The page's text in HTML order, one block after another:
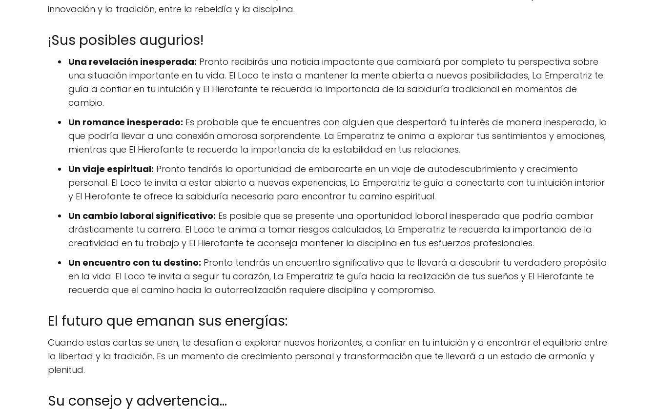
innovación y la tradición, entre la rebeldía y la disciplina.
¡Sus posibles augurios!
Una revelación inesperada: Pronto recibirás una noticia impactante que cambiará por completo tu perspectiva sobre
una situación importante en tu vida. El Loco te insta a mantener la mente abierta a nuevas posibilidades, La Emperatriz te
guía a confiar en tu intuición y El Hierofante te recuerda la importancia de la sabiduría tradicional en momentos de
cambio.
Un romance inesperado: Es probable que te encuentres con alguien que despertará tu interés de manera inesperada, lo
que podría llevar a una conexión amorosa sorprendente. La Emperatriz te anima a explorar tus sentimientos y emociones,
mientras que El Hierofante te recuerda la importancia de la estabilidad en tus relaciones.
Un viaje espiritual: Pronto tendrás la oportunidad de embarcarte en un viaje de autodescubrimiento y crecimiento
personal. El Loco te invita a estar abierto a nuevas experiencias, La Emperatriz te guía a conectarte con tu intuición interior
y El Hierofante te ofrece la sabiduría necesaria para encontrar tu camino espiritual.
Un cambio laboral significativo: Es posible que se presente una oportunidad laboral inesperada que podría cambiar
drásticamente tu carrera. El Loco te anima a tomar riesgos calculados, La Emperatriz te recuerda la importancia de la
creatividad en tu trabajo y El Hierofante te aconseja mantener la disciplina en tus esfuerzos profesionales.
Un encuentro con tu destino: Pronto tendrás un encuentro significativo que te llevará a descubrir tu verdadero propósito
en la vida. El Loco te invita a seguir tu corazón, La Emperatriz te guía hacia la realización de tus sueños y El Hierofante te
recuerda que el camino hacia la autorrealización requiere disciplina y compromiso.
El futuro que emanan sus energías:
Cuando estas cartas se unen, te desafían a explorar nuevos horizontes, a confiar en tu intuición y a encontrar el equilibrio entre
la libertad y la tradición. Es un momento de crecimiento personal y transformación que te llevará a un estado de armonía y
plenitud.
Su consejo y advertencia...